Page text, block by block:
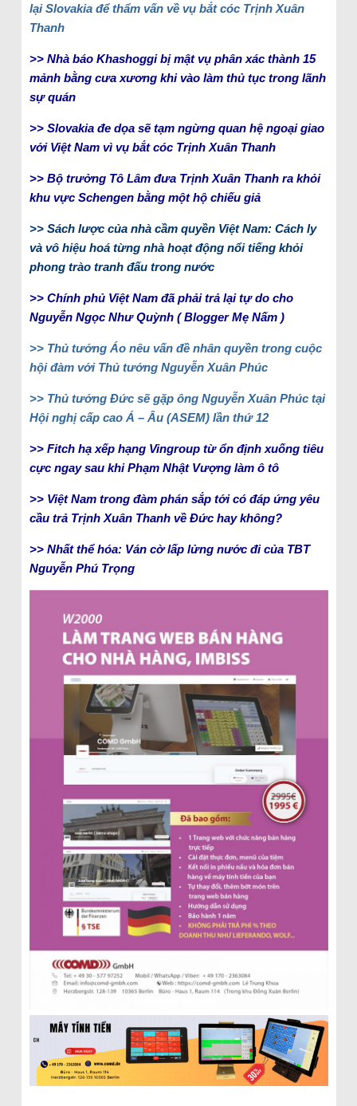
lại Slovakia để thẩm vấn về vụ bắt cóc Trịnh Xuân
Thanh
>> Nhà báo Khashoggi bị mật vụ phân xác thành 15
mảnh bằng cưa xương khi vào làm thủ tục trong lãnh
sự quán
>> Slovakia đe dọa sẽ tạm ngừng quan hệ ngoại giao
với Việt Nam vì vụ bắt cóc Trịnh Xuân Thanh
>> Bộ trưởng Tô Lâm đưa Trịnh Xuân Thanh ra khỏi
khu vực Schengen bằng một hộ chiếu giả
>> Sách lược của nhà cầm quyền Việt Nam: Cách ly
và vô hiệu hoá từng nhà hoạt động nổi tiếng khỏi
phong trào tranh đấu trong nước
>> Chính phủ Việt Nam đã phải trả lại tự do cho
Nguyễn Ngọc Như Quỳnh ( Blogger Mẹ Nấm )
>> Thủ tướng Áo nêu vấn đề nhân quyền trong cuộc
hội đàm với Thủ tướng Nguyễn Xuân Phúc
>> Thủ tướng Đức sẽ gặp ông Nguyễn Xuân Phúc tại
Hội nghị cấp cao Á – Âu (ASEM) lần thứ 12
>> Fitch hạ xếp hạng Vingroup từ ổn định xuống tiêu
cực ngay sau khi Phạm Nhật Vượng làm ô tô
>> Việt Nam trong đàm phán sắp tới có đáp ứng yêu
cầu trả Trịnh Xuân Thanh về Đức hay không?
>> Nhất thể hóa: Ván cờ lấp lửng nước đi của TBT
Nguyễn Phú Trọng